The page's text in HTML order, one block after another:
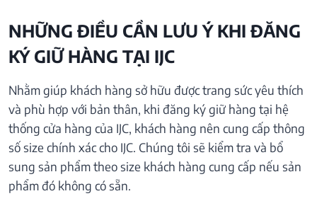
NHỮNG ĐIỀU CẦN LƯU Ý KHI ĐĂNG
KÝ GIỮ HÀNG TẠI IJC
Nhằm giúp khách hàng sở hữu được trang sức yêu thích
và phù hợp với bản thân, khi đăng ký giữ hàng tại hệ
thống cửa hàng của IJC, khách hàng nên cung cấp thông
số size chính xác cho IJC. Chúng tôi sẽ kiểm tra và bổ
sung sản phẩm theo size khách hàng cung cấp nếu sản
phẩm đó không có sẵn.